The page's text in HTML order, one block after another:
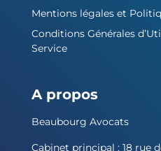
Mentions légales et
Conditions Générales
Service
A propos
Beaubourg Avocats
Cabinet principal : 18 rue